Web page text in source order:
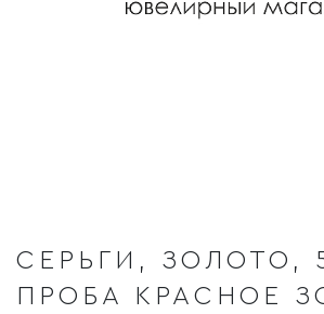
СЕРЬГИ, ЗОЛОТО,
ПРОБА КРАСНОЕ